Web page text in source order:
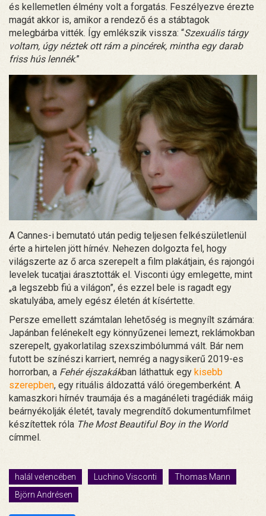
és kellemetlen élmény volt a forgatás. Feszélyezve érezte
magát akkor is, amikor a rendező és a stábtagok
melegbárba vitték. Így emlékszik vissza: “Szexuális tárgy
voltam, úgy néztek ott rám a pincérek, mintha egy darab
friss hús lennék.”
A Cannes-i bemutató után pedig teljesen felkészületlenül
érte a hirtelen jött hírnév. Nehezen dolgozta fel, hogy
világszerte az ő arca szerepelt a film plakátjain, és rajongói
levelek tucatjai árasztották el. Visconti úgy emlegette, mint
„a legszebb fiú a világon”, és ezzel bele is ragadt egy
skatulyába, amely egész életén át kísértette.
Persze emellett számtalan lehetőség is megnyílt számára:
Japánban felénekelt egy könnyűzenei lemezt, reklámokban
szerepelt, gyakorlatilag szexszimbólummá vált. Bár nem
futott be színészi karriert, nemrég a nagysikerű 2019-es
horrorban, a Fehér éjszakákban láthattuk egy kisebb
szerepben, egy rituális áldozattá váló öregemberként. A
kamaszkori hírnév traumája és a magánéleti tragédiák máig
beárnyékolják életét, tavaly megrendítő dokumentumfilmet
készítettek róla The Most Beautiful Boy in the World
címmel.
halál velencében Luchino Visconti
Thomas Mann
Björn Andrésen